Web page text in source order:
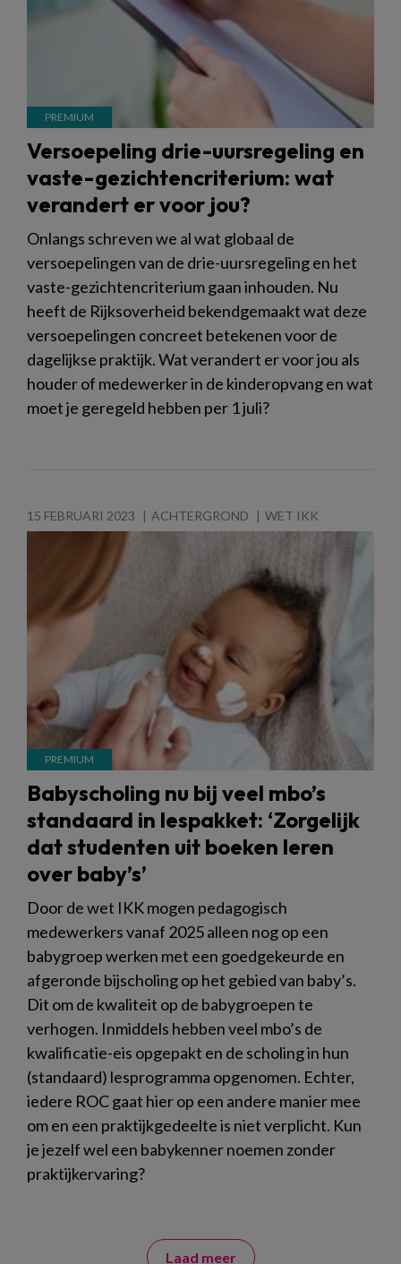
Versoepeling drie-uursregeling en
vaste-gezichtencriterium: wat
verandert er voor jou?
Onlangs schreven we al wat globaal de
versoepelingen van de drie-uursregeling en het
vaste-gezichtencriterium gaan inhouden. Nu
heeft de Rijksoverheid bekendgemaakt wat deze
versoepelingen concreet betekenen voor de
dagelijkse praktijk. Wat verandert er voor jou als
houder of medewerker in de kinderopvang en wat
moet je geregeld hebben per 1 juli?
15 FEBRUARI 2023 ACHTERGROND WET IKK
Babyscholing nu bij veel mbo’s
standaard in lespakket: ‘Zorgelijk
dat studenten uit boeken leren
over baby’s’
Door de wet IKK mogen pedagogisch
medewerkers vanaf 2025 alleen nog op een
babygroep werken met een goedgekeurde en
afgeronde bijscholing op het gebied van baby’s.
Dit om de kwaliteit op de babygroepen te
verhogen. Inmiddels hebben veel mbo’s de
kwalificatie-eis opgepakt en de scholing in hun
(standaard) lesprogramma opgenomen. Echter,
iedere ROC gaat hier op een andere manier mee
om en een praktijkgedeelte is niet verplicht. Kun
je jezelf wel een babykenner noemen zonder
praktijkervaring?
Laad meer